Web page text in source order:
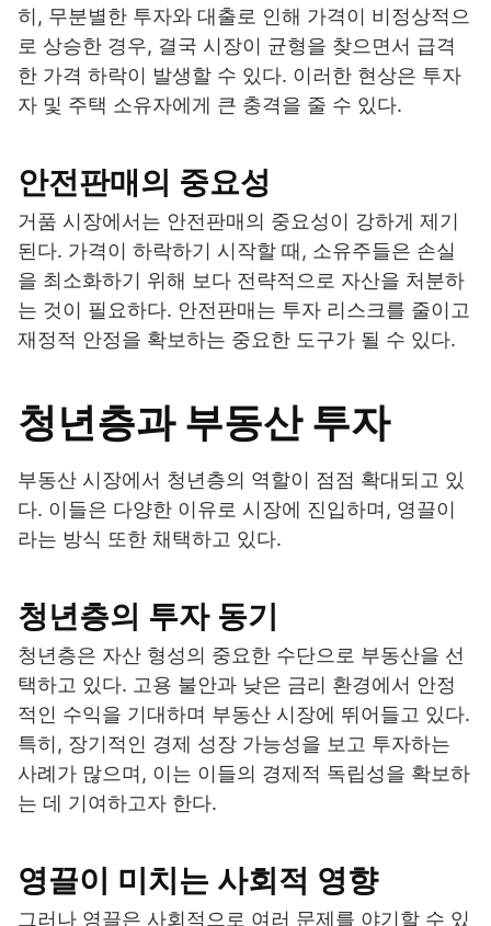
히, 무분별한 투자와 대출로 인해 가격이 비정상적으
로 상승한 경우, 결국 시장이 균형을 찾으면서 급격
한 가격 하락이 발생할 수 있다. 이러한 현상은 투자
자 및 주택 소유자에게 큰 충격을 줄 수 있다.
안전판매의 중요성
거품 시장에서는 안전판매의 중요성이 강하게 제기
된다. 가격이 하락하기 시작할 때, 소유주들은 손실
을 최소화하기 위해 보다 전략적으로 자산을 처분하
는 것이 필요하다. 안전판매는 투자 리스크를 줄이고
재정적 안정을 확보하는 중요한 도구가 될 수 있다.
청년층과 부동산 투자
부동산 시장에서 청년층의 역할이 점점 확대되고 있
다. 이들은 다양한 이유로 시장에 진입하며, 영끌이
라는 방식 또한 채택하고 있다.
청년층의 투자 동기
청년층은 자산 형성의 중요한 수단으로 부동산을 선
택하고 있다. 고용 불안과 낮은 금리 환경에서 안정
적인 수익을 기대하며 부동산 시장에 뛰어들고 있다.
특히, 장기적인 경제 성장 가능성을 보고 투자하는
사례가 많으며, 이는 이들의 경제적 독립성을 확보하
는 데 기여하고자 한다.
영끌이 미치는 사회적 영향
그러나 영끌은 사회적으로 여러 문제를 야기할 수 있